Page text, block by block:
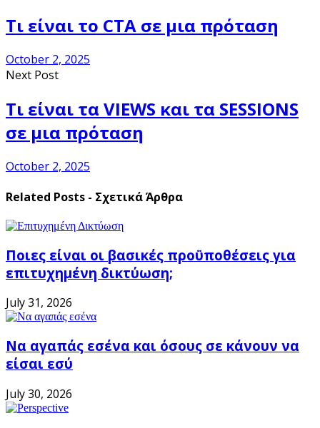
Τι είναι το CTA σε μια πρόταση
October 2, 2025
Next Post
Τι είναι τα VIEWS και τα SESSIONS
σε μια πρόταση
October 2, 2025
Related Posts - Σχετικά Άρθρα
Ποιες είναι οι βασικές προϋποθέσεις για
επιτυχημένη δικτύωση;
July 31, 2026
Να αγαπάς εσένα και όσους σε κάνουν να
είσαι εσύ
July 30, 2026